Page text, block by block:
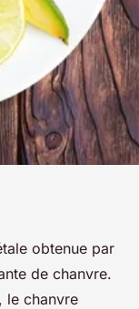
chanvre
obtenue par
de chanvre.
le chanvre